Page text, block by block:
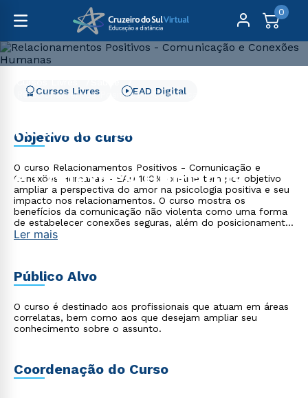
0
Relacionamentos Positivos - Comunicação e Conexões
Relacionamentos
Positivos - Comunicação
e Conexões Humanas
Cursos Livres EAD Digital
Objetivo do curso
O curso Relacionamentos Positivos - Comunicação e
Conexões Humanas - EAD 100% on-line tem por objetivo
ampliar a perspectiva do amor na psicologia positiva e seu
impacto nos relacionamentos. O curso mostra os
benefícios da comunicação não violenta como uma forma
de estabelecer conexões seguras, além do posicionamento
com autenticidade e empatia, contribuindo com sua
Ler mais
Público Alvo
O curso é destinado aos profissionais que atuam em áreas
correlatas, bem como aos que desejam ampliar seu
conhecimento sobre o assunto.
Coordenação do Curso